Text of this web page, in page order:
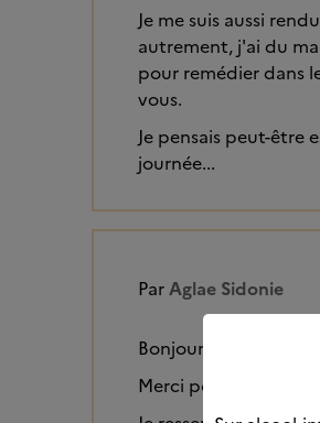
Je me suis aussi
autrement, j'ai du
pour remédier dans
vous.
Je pensais peut-être
journée...
ParAglae Sidonie
Bonjour Marguerite et
Merci pour ton